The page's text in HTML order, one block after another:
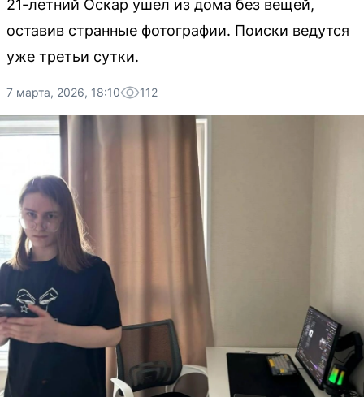
21-летний Оскар ушел из дома без вещей,
оставив странные фотографии. Поиски ведутся
уже третьи сутки.
7 марта, 2026, 18:10 112